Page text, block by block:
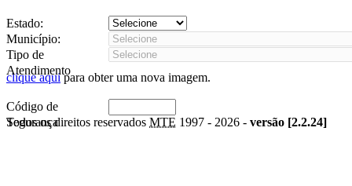
Estado:
Município:
Tipo de
Atendimento
clique aquipara obter uma nova imagem.
Código de
Segurança
Todos os direitos reservados MTE 1997 - 2026 - versão [2.2.24]